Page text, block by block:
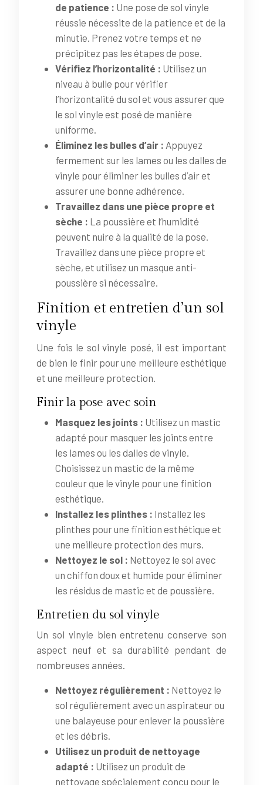
de patience : Une pose de sol vinyle
réussie nécessite de la patience et de la
minutie. Prenez votre temps et ne
précipitez pas les étapes de pose.
Vérifiez l’horizontalité : Utilisez un
niveau à bulle pour vérifier
l’horizontalité du sol et vous assurer que
le sol vinyle est posé de manière
uniforme.
Éliminez les bulles d’air : Appuyez
fermement sur les lames ou les dalles de
vinyle pour éliminer les bulles d’air et
assurer une bonne adhérence.
Travaillez dans une pièce propre et
sèche : La poussière et l’humidité
peuvent nuire à la qualité de la pose.
Travaillez dans une pièce propre et
sèche, et utilisez un masque anti-
poussière si nécessaire.
Finition et entretien d’un sol
vinyle
Une fois le sol vinyle posé, il est important
de bien le finir pour une meilleure esthétique
et une meilleure protection.
Finir la pose avec soin
Masquez les joints : Utilisez un mastic
adapté pour masquer les joints entre
les lames ou les dalles de vinyle.
Choisissez un mastic de la même
couleur que le vinyle pour une finition
esthétique.
Installez les plinthes : Installez les
plinthes pour une finition esthétique et
une meilleure protection des murs.
Nettoyez le sol : Nettoyez le sol avec
un chiffon doux et humide pour éliminer
les résidus de mastic et de poussière.
Entretien du sol vinyle
Un sol vinyle bien entretenu conserve son
aspect neuf et sa durabilité pendant de
nombreuses années.
Nettoyez régulièrement : Nettoyez le
sol régulièrement avec un aspirateur ou
une balayeuse pour enlever la poussière
et les débris.
Utilisez un produit de nettoyage
adapté : Utilisez un produit de
nettoyage spécialement conçu pour le